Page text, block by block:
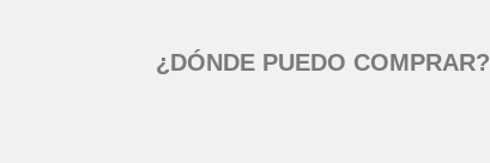
¿DÓNDE PUEDO COMPRAR?